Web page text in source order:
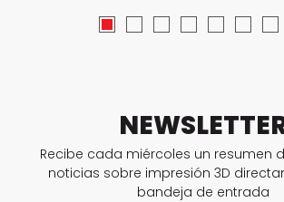
Recibe cada miércoles un resumen
noticias sobre impresión 3D
bandeja de entrada